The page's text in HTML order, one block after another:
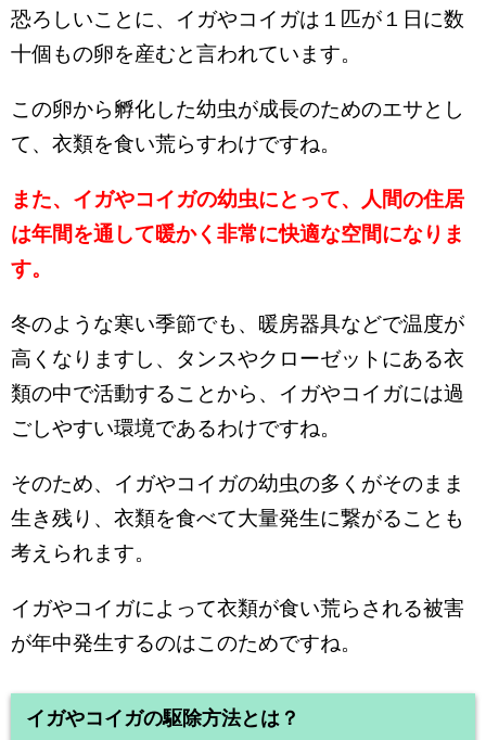
恐ろしいことに、イガやコイガは１匹が１日に数
十個もの卵を産むと言われています。
この卵から孵化した幼虫が成長のためのエサとし
て、衣類を食い荒らすわけですね。
また、イガやコイガの幼虫にとって、人間の住居
は年間を通して暖かく非常に快適な空間になりま
す。
冬のような寒い季節でも、暖房器具などで温度が
高くなりますし、タンスやクローゼットにある衣
類の中で活動することから、イガやコイガには過
ごしやすい環境であるわけですね。
そのため、イガやコイガの幼虫の多くがそのまま
生き残り、衣類を食べて大量発生に繋がることも
考えられます。
イガやコイガによって衣類が食い荒らされる被害
が年中発生するのはこのためですね。
イガやコイガの駆除方法とは？